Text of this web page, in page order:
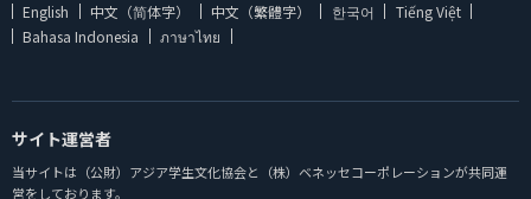
English 中文（简体字） 中文（繁體字） 한국어
Tiếng Việt
Bahasa Indonesia
ภาษาไทย
サイト運営者
当サイトは（公財）アジア学生文化協会と（株）ベネッセコーポレーションが共同運
営をしております。